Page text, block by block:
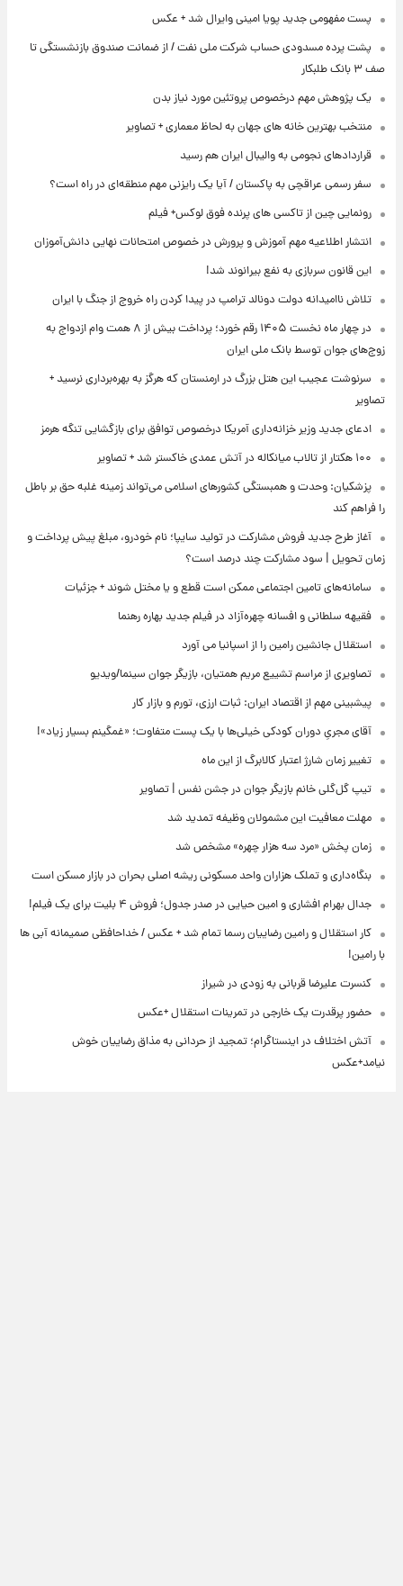
پست مفهومی جدید پویا امینی وایرال شد + عکس
پشت پرده‌ مسدودی حساب شرکت ملی نفت / از ضمانت صندوق بازنشستگی تا
صف ۳ بانک طلبکار
یک پژوهش مهم درخصوص پروتئین مورد نیاز بدن
منتخب بهترین خانه های جهان به لحاظ معماری + تصاویر
قراردادهای نجومی به والیبال ایران هم رسید
سفر رسمی عراقچی به پاکستان / آیا یک رایزنی مهم منطقه‌ای در راه است؟
رونمایی چین از تاکسی های پرنده فوق لوکس+ فیلم
انتشار اطلاعیه مهم آموزش و پرورش در خصوص امتحانات نهایی دانش‌آموزان
این قانون سربازی به نفع بیرانوند شد!
تلاش ناامیدانه‌ دولت دونالد ترامپ در پیدا کردن راه خروج از جنگ با ایران
در چهار ماه نخست ۱۴۰۵ رقم خورد؛ پرداخت بیش از ۸ همت وام ازدواج به
زوج‌های جوان توسط بانک ملی ایران
سرنوشت عجیب این هتل بزرگ در ارمنستان که هرگز به بهره‌برداری نرسید +
تصاویر
ادعای جدید وزیر خزانه‌داری آمریکا درخصوص توافق برای بازگشایی تنگه هرمز
۱۰۰ هکتار از تالاب میانکاله در آتش عمدی خاکستر شد + تصاویر
پزشکیان: وحدت و همبستگی کشورهای اسلامی می‌تواند زمینه غلبه حق بر باطل
را فراهم کند
آغاز طرح جدید فروش مشارکت در تولید سایپا؛ نام خودرو، مبلغ پیش پرداخت و
زمان تحویل | سود مشارکت چند درصد است؟
سامانه‌های تامین اجتماعی ممکن است قطع و یا مختل شوند + جزئیات
فقیهه سلطانی و افسانه چهره‌آزاد در فیلم جدید بهاره رهنما
استقلال جانشین رامین را از اسپانیا می آورد
تصاویری از مراسم تشییع مریم همتیان، بازیگر جوان سینما/ویدیو
پیشبینی مهم از اقتصاد ایران: ثبات ارزی، تورم و بازار کار
آقای مجریِ دوران کودکی خیلی‌ها با یک پست متفاوت؛ «غمگینم بسیار زیاد»!
تغییر زمان شارژ اعتبار کالابرگ از این ماه
تیپ گل‌گلی خانم بازیگر جوان در جشن نفس | تصاویر
مهلت معافیت این مشمولان وظیفه تمدید شد
زمان پخش «مرد سه هزار چهره» مشخص شد
بنگاه‌داری و تملک هزاران واحد مسکونی ریشه اصلی بحران در بازار مسکن است
جدال بهرام افشاری و امین حیایی در صدر جدول؛ فروش ۴ بلیت برای یک فیلم!
کار استقلال و رامین رضاییان رسما تمام شد + عکس / خداحافظی صمیمانه آبی ها
با رامین!
کنسرت علیرضا قربانی به زودی در شیراز
حضور پرقدرت یک خارجی در تمرینات استقلال +عکس
آتش اختلاف در اینستاگرام؛ تمجید از حردانی به مذاق رضاییان خوش
نیامد+عکس